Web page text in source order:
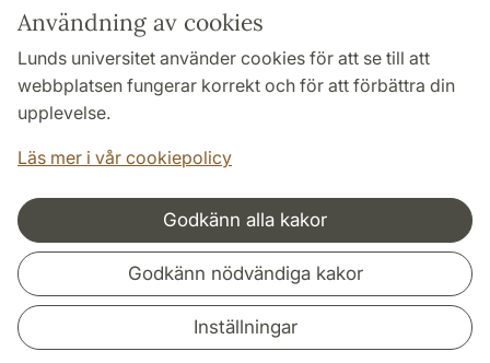
Användning av cookies
Lunds universitet använder cookies för att se till att
webbplatsen fungerar korrekt och för att förbättra din
upplevelse.
Läs mer i vår cookiepolicy
Godkänn alla kakor
Godkänn nödvändiga kakor
Inställningar
Om webbplatsen och cookies
Tillgänglighetsredogörelse
Samarbeten och nätverk